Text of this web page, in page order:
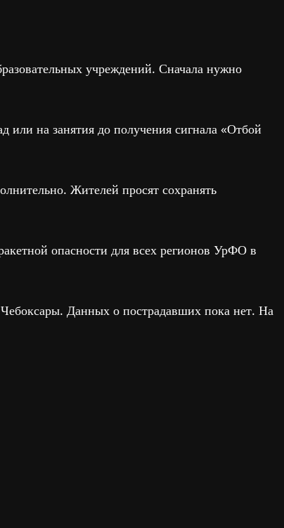
учреждений. Сначала нужно
или на занятия до получения сигнала «Отбой
Жителей просят сохранять
опасности для всех регионов УрФО в
Данных о пострадавших пока нет. На